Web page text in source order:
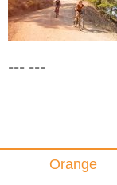
--- ---
Orange